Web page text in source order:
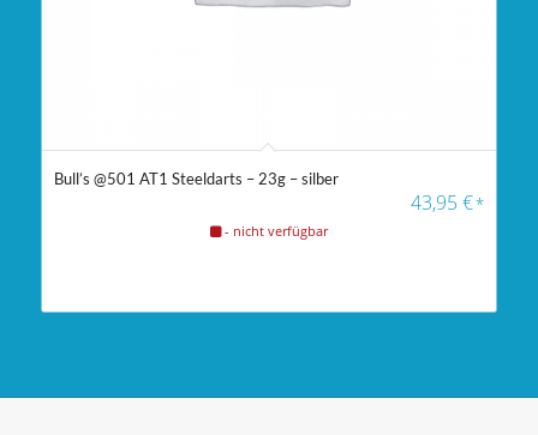
Bull’s @501 AT1 Steeldarts – 23g – silber
43,95€*
- nicht verfügbar